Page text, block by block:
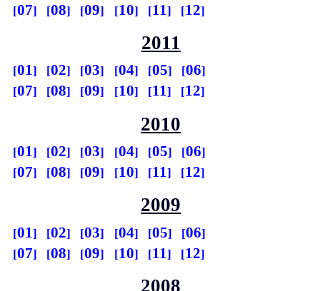
07
08 09 10 11 12
2011
01 02 03 04 05
06
07
08 09 10 11 12
2010
01 02 03 04 05
06
07
08 09 10 11 12
2009
01 02 03 04 05
06
07
08 09 10 11 12
2008